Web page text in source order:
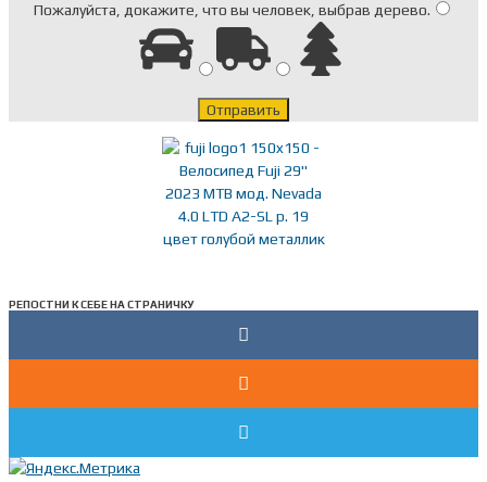
Пожалуйста, докажите, что вы человек, выбрав дерево.
РЕПОСТНИ К СЕБЕ НА СТРАНИЧКУ